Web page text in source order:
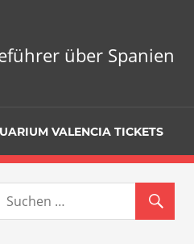
über Spanien
VALENCIA TICKETS